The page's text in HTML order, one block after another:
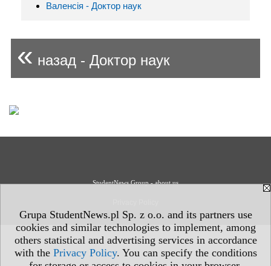
Grupa StudentNews.pl Sp. z o.o. and its partners use
cookies and similar technologies to implement, among
others statistical and advertising services in accordance
with the Privacy Policy. You can specify the conditions
Валенсія - Доктор наук
« назад - Доктор наук
StudentNews Group - about us